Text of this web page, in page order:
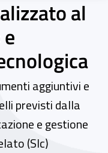
al
aggiuntivi e
previsti dalla
e gestione
(Slc)